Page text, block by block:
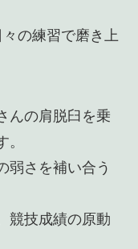
の練習で磨き上
んの肩脱臼を乗
弱さを補い合う
競技成績の原動